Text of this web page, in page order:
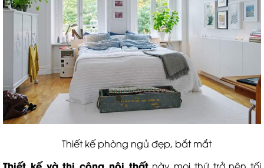
Thiết kế phòng ngủ đẹp, bắt mắt